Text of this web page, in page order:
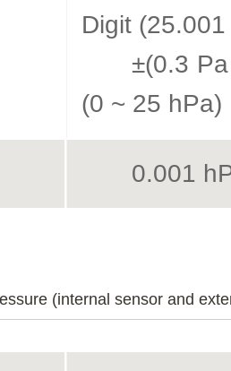
Digit
±(0.3
(0 ~ 25 hPa)
0.001
(internal sensor and